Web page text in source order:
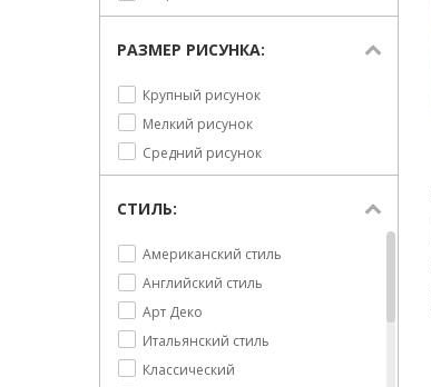
РАЗМЕР РИСУНКА:
Крупный рисунок
Мелкий рисунок
Средний рисунок
СТИЛЬ:
Американский стиль
Английский стиль
Арт Деко
Итальянский стиль
Классический